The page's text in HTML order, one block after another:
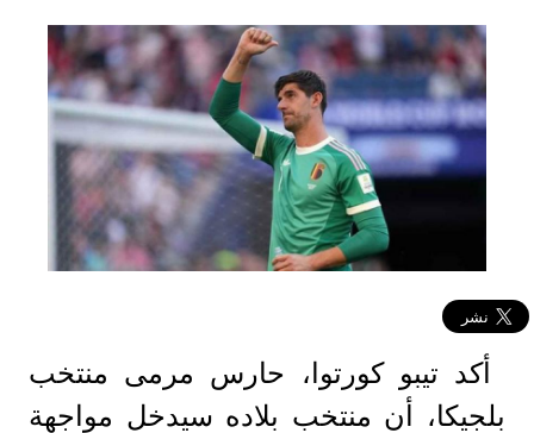
أكد تيبو كورتوا، حارس مرمى منتخب
بلجيكا، أن منتخب بلاده سيدخل مواجهة